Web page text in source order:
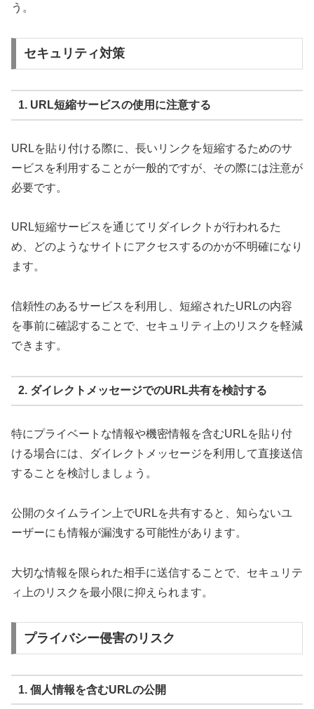
う。
セキュリティ対策
1. URL短縮サービスの使用に注意する
URLを貼り付ける際に、長いリンクを短縮するためのサ
ービスを利用することが一般的ですが、その際には注意が
必要です。
URL短縮サービスを通じてリダイレクトが行われるた
め、どのようなサイトにアクセスするのかが不明確になり
ます。
信頼性のあるサービスを利用し、短縮されたURLの内容
を事前に確認することで、セキュリティ上のリスクを軽減
できます。
2. ダイレクトメッセージでのURL共有を検討する
特にプライベートな情報や機密情報を含むURLを貼り付
ける場合には、ダイレクトメッセージを利用して直接送信
することを検討しましょう。
公開のタイムライン上でURLを共有すると、知らないユ
ーザーにも情報が漏洩する可能性があります。
大切な情報を限られた相手に送信することで、セキュリテ
ィ上のリスクを最小限に抑えられます。
プライバシー侵害のリスク
1. 個人情報を含むURLの公開